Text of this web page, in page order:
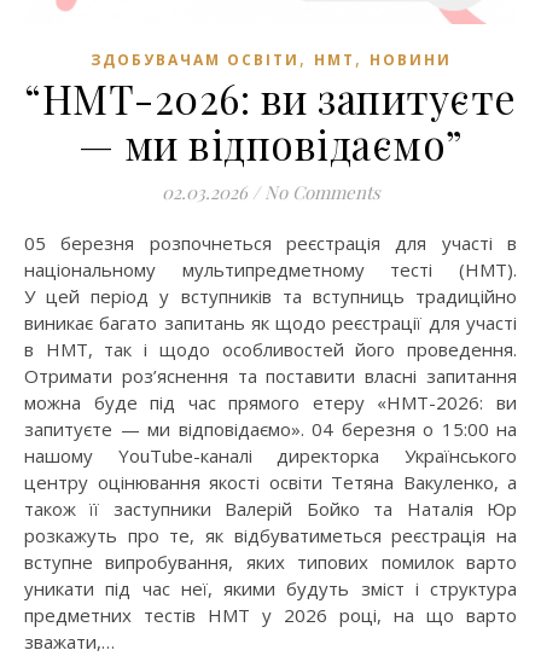
ЗДОБУВАЧАМ ОСВІТИ , НМТ , НОВИНИ
“НМТ-2026: ви запитуєте
— ми відповідаємо”
02.03.2026 / No Comments
05 березня розпочнеться реєстрація для участі в
національному мультипредметному тесті (НМТ).
У цей період у вступників та вступниць традиційно
виникає багато запитань як щодо реєстрації для участі
в НМТ, так і щодо особливостей його проведення.
Отримати роз’яснення та поставити власні запитання
можна буде під час прямого етеру «НМТ-2026: ви
запитуєте — ми відповідаємо». 04 березня о 15:00 на
нашому YouTube-каналі директорка Українського
центру оцінювання якості освіти Тетяна Вакуленко, а
також її заступники Валерій Бойко та Наталія Юр
розкажуть про те, як відбуватиметься реєстрація на
вступне випробування, яких типових помилок варто
уникати під час неї, якими будуть зміст і структура
предметних тестів НМТ у 2026 році, на що варто
зважати,…